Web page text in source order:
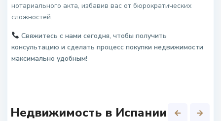
нотариального акта, избавив вас от бюрократических
сложностей.
Свяжитесь с нами сегодня, чтобы получить
консультацию и сделать процесс покупки недвижимости
максимально удобным!
Недвижимость в Испании